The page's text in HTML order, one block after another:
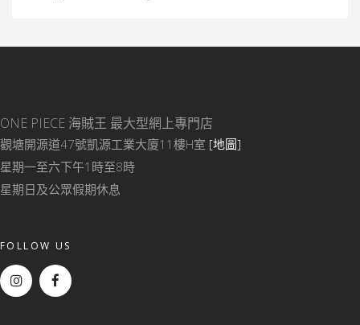
ONE PIECE 海賊王 最大型網上專門店
觀塘開源道47號凱源工業大廈11樓H室 [地圖]
星期一至六下午1時至8時
星期日及公眾假期休息
FOLLOW US